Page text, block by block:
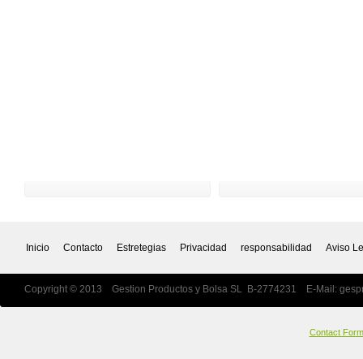
Inicio Contacto Estretegias Privacidad responsabilidad Aviso
Copyright © 2013 Gestion Productos y Bolsa SL B-2774231 E-Mail:
Contact Form